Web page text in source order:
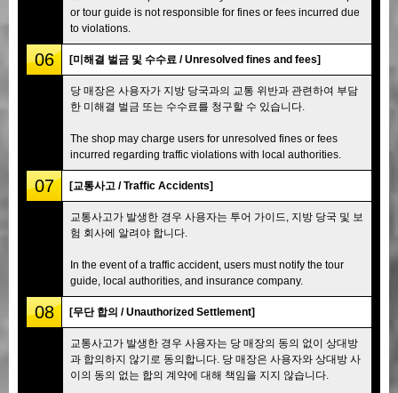
or tour guide is not responsible for fines or fees incurred due
to violations.
06 [미해결 벌금 및 수수료 / Unresolved fines and fees]
당 매장은 사용자가 지방 당국과의 교통 위반과 관련하여 부담
한 미해결 벌금 또는 수수료를 청구할 수 있습니다.
The shop may charge users for unresolved fines or fees
incurred regarding traffic violations with local authorities.
07 [교통사고 / Traffic Accidents]
교통사고가 발생한 경우 사용자는 투어 가이드, 지방 당국 및 보
험 회사에 알려야 합니다.
In the event of a traffic accident, users must notify the tour
guide, local authorities, and insurance company.
08 [무단 합의 / Unauthorized Settlement]
교통사고가 발생한 경우 사용자는 당 매장의 동의 없이 상대방
과 합의하지 않기로 동의합니다. 당 매장은 사용자와 상대방 사
이의 동의 없는 합의 계약에 대해 책임을 지지 않습니다.